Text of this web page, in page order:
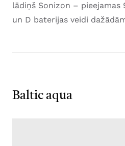
lādiņš Sonizon – pieejamas
un D baterijas veidi
Baltic aqua